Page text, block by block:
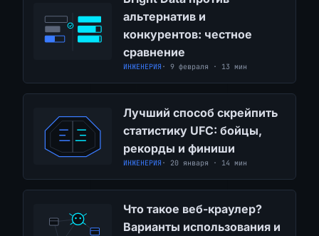
альтернатив и
конкурентов: честное
сравнение
ИНЖЕНЕРИЯ · 9 февраля · 13 мин
Лучший способ скрейпить
статистику UFC: бойцы,
рекорды и финиши
ИНЖЕНЕРИЯ · 20 января · 14 мин
Что такое веб-краулер?
Варианты использования и